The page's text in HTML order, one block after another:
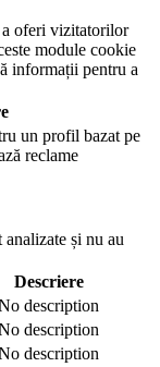
oferi vizitatorilor
module cookie
informații pentru a
un profil bazat pe
reclame
și nu au
Descriere
description
description
description